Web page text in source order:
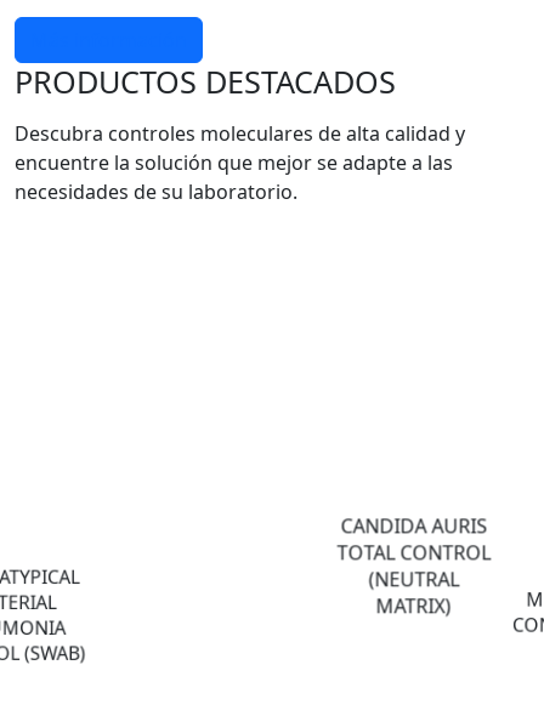
PRODUCTOS DESTACADOS
Descubra controles moleculares de alta calidad y
encuentre la solución que mejor se adapte a las
necesidades de su laboratorio.
(SWAB)
CANDIDA AURIS
TOTAL CONTROL
(NEUTRAL
MATRIX)